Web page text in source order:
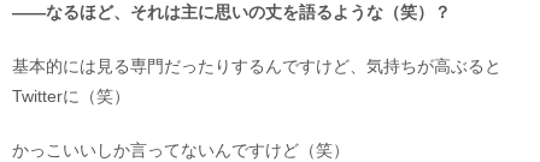
――なるほど、それは主に思いの丈を語るような（笑）？
基本的には見る専門だったりするんですけど、気持ちが高ぶると
Twitterに（笑）
かっこいいしか言ってないんですけど（笑）